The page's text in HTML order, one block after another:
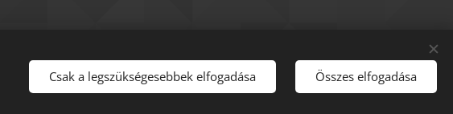
Csak a legszükségesebbek elfogadása Összes elfogadása